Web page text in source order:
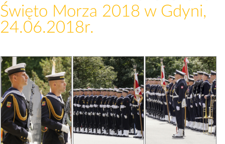
Święto Morza 2018 w Gdyni,
24.06.2018r.